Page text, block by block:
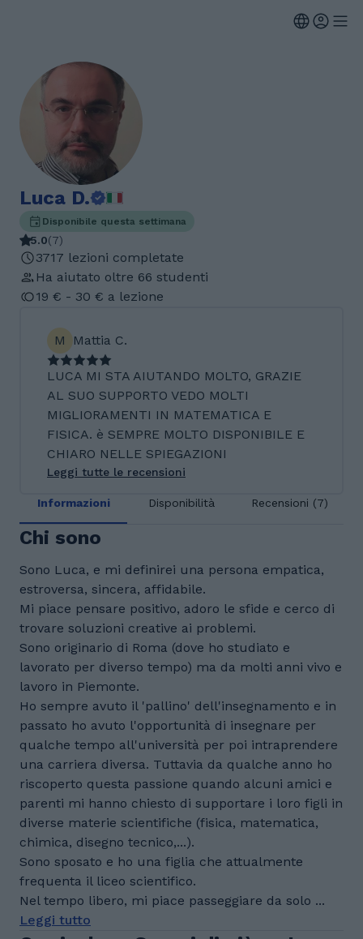
Luca D.
Disponibile questa settimana
5.0(7)
3717 lezioni completate
Ha aiutato oltre 66 studenti
19 € - 30 € a lezione
M Mattia C.
LUCA MI STA AIUTANDO MOLTO, GRAZIE
AL SUO SUPPORTO VEDO MOLTI
MIGLIORAMENTI IN MATEMATICA E
FISICA. è SEMPRE MOLTO DISPONIBILE E
CHIARO NELLE SPIEGAZIONI
Leggi tutte le recensioni
Informazioni Disponibilità Recensioni (7)
Chi sono
Sono Luca, e mi definirei una persona empatica,
estroversa, sincera, affidabile.
Mi piace pensare positivo, adoro le sfide e cerco di
trovare soluzioni creative ai problemi.
Sono originario di Roma (dove ho studiato e
lavorato per diverso tempo) ma da molti anni vivo e
lavoro in Piemonte.
Ho sempre avuto il 'pallino' dell'insegnamento e in
passato ho avuto l'opportunità di insegnare per
qualche tempo all'università per poi intraprendere
una carriera diversa. Tuttavia da qualche anno ho
riscoperto questa passione quando alcuni amici e
parenti mi hanno chiesto di supportare i loro figli in
diverse materie scientifiche (fisica, matematica,
chimica, disegno tecnico,...).
Sono sposato e ho una figlia che attualmente
frequenta il liceo scientifico.
Nel tempo libero, mi piace passeggiare da solo ...
Leggi tutto